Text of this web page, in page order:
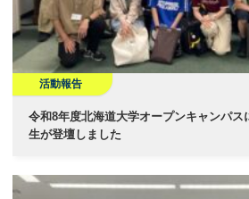
活動報告
令和8年度北海道大学オープンキャンパ
生が登壇しました